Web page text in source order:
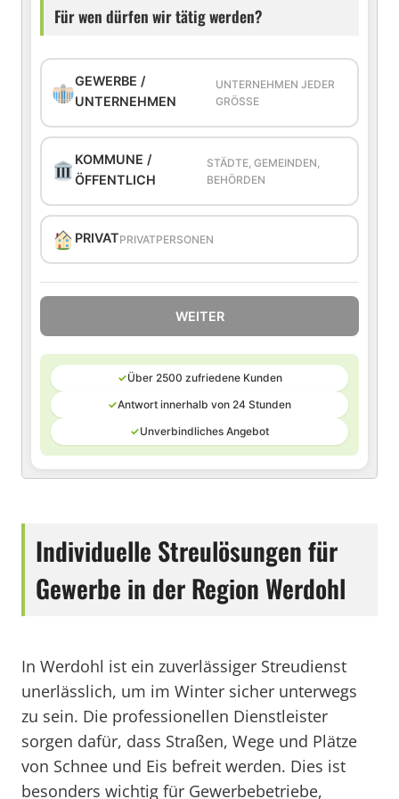
Für wen dürfen wir tätig werden?
GEWERBE /
UNTERNEHMEN
UNTERNEHMEN JEDER
GRÖSSE
KOMMUNE /
ÖFFENTLICH
STÄDTE, GEMEINDEN,
BEHÖRDEN
PRIVATPRIVATPERSONEN
WEITER
✓Über 2500 zufriedene Kunden
✓Antwort innerhalb von 24 Stunden
✓Unverbindliches Angebot
Individuelle Streulösungen für
Gewerbe in der Region Werdohl
In Werdohl ist ein zuverlässiger Streudienst
unerlässlich, um im Winter sicher unterwegs
zu sein. Die professionellen Dienstleister
sorgen dafür, dass Straßen, Wege und Plätze
von Schnee und Eis befreit werden. Dies ist
besonders wichtig für Gewerbebetriebe,